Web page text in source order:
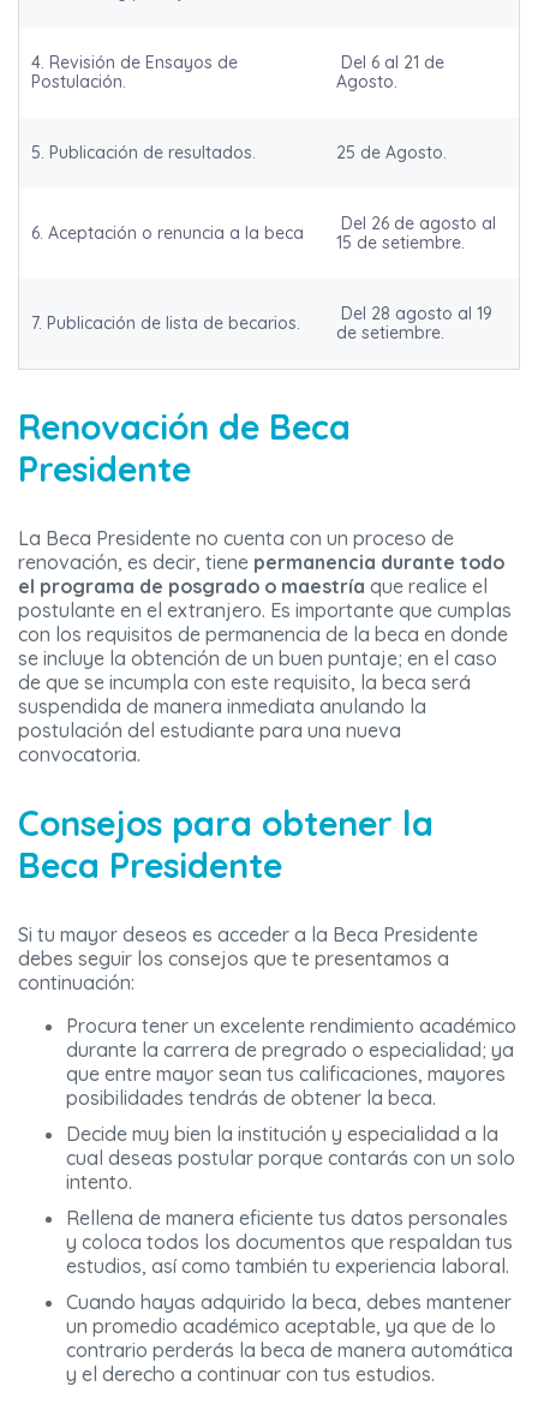
4. Revisión de Ensayos de
Postulación.
Del 6 al 21 de
Agosto.
5. Publicación de resultados. 25 de Agosto.
6. Aceptación o renuncia a la beca
Del 26 de agosto al
15 de setiembre.
7. Publicación de lista de becarios.
Del 28 agosto al 19
de setiembre.
Renovación de Beca
Presidente
La Beca Presidente no cuenta con un proceso de
renovación, es decir, tiene permanencia durante todo
el programa de posgrado o maestría que realice el
postulante en el extranjero. Es importante que cumplas
con los requisitos de permanencia de la beca en donde
se incluye la obtención de un buen puntaje; en el caso
de que se incumpla con este requisito, la beca será
suspendida de manera inmediata anulando la
postulación del estudiante para una nueva
convocatoria.
Consejos para obtener la
Beca Presidente
Si tu mayor deseos es acceder a la Beca Presidente
debes seguir los consejos que te presentamos a
continuación:
Procura tener un excelente rendimiento académico
durante la carrera de pregrado o especialidad; ya
que entre mayor sean tus calificaciones, mayores
posibilidades tendrás de obtener la beca.
Decide muy bien la institución y especialidad a la
cual deseas postular porque contarás con un solo
intento.
Rellena de manera eficiente tus datos personales
y coloca todos los documentos que respaldan tus
estudios, así como también tu experiencia laboral.
Cuando hayas adquirido la beca, debes mantener
un promedio académico aceptable, ya que de lo
contrario perderás la beca de manera automática
y el derecho a continuar con tus estudios.